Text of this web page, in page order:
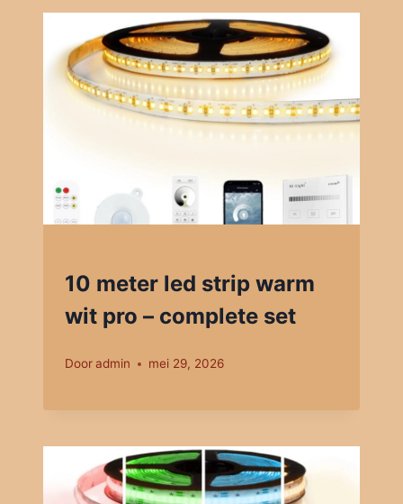
10 meter led strip warm
wit pro – complete set
Dooradmin mei 29, 2026